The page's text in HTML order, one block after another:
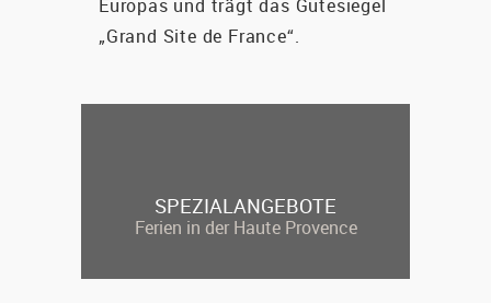
Europas und trägt das Gütesiegel
„Grand Site de France“.
SPEZIALANGEBOTE
Ferien in der Haute Provence